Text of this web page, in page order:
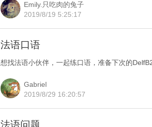
Emily.只吃肉的兔子
2019/8/19 5:25:17
法语口语
想找法语小伙伴，一起练口语，准备下次的
Gabriel
2019/8/29 16:20:57
法语问题